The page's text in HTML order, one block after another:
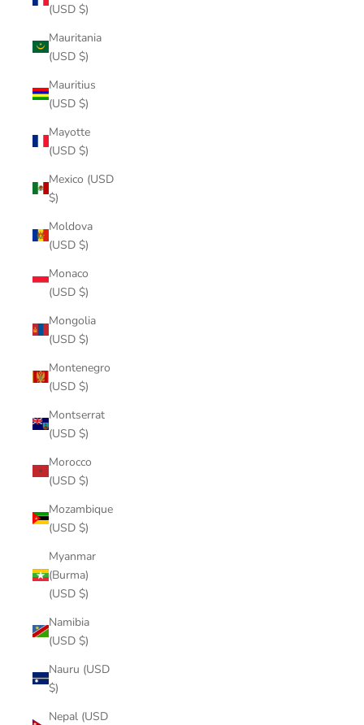
(USD $)
Mauritania
(USD $)
Mauritius
(USD $)
Mayotte
(USD $)
Mexico (USD
$)
Moldova
(USD $)
Monaco
(USD $)
Mongolia
(USD $)
Montenegro
(USD $)
Montserrat
(USD $)
Morocco
(USD $)
Mozambique
(USD $)
Myanmar
(Burma)
(USD $)
Namibia
(USD $)
Nauru (USD
$)
Nepal (USD